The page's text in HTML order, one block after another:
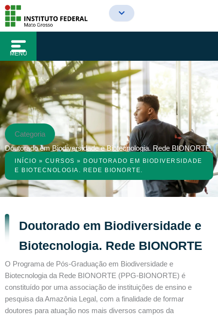
conteúdo
para
conteúdo
MENU
Categoria
Doutorado em Biodiversidade e Biotecnologia. Rede BIONORTE.
INÍCIO » CURSOS » DOUTORADO EM BIODIVERSIDADE
E BIOTECNOLOGIA. REDE BIONORTE.
Doutorado em Biodiversidade e
Biotecnologia. Rede BIONORTE
O Programa de Pós-Graduação em Biodiversidade e
Biotecnologia da Rede BIONORTE (PPG-BIONORTE) é
constituído por uma associação de instituições de ensino e
pesquisa da Amazônia Legal, com a finalidade de formar
doutores para atuação nos mais diversos campos da